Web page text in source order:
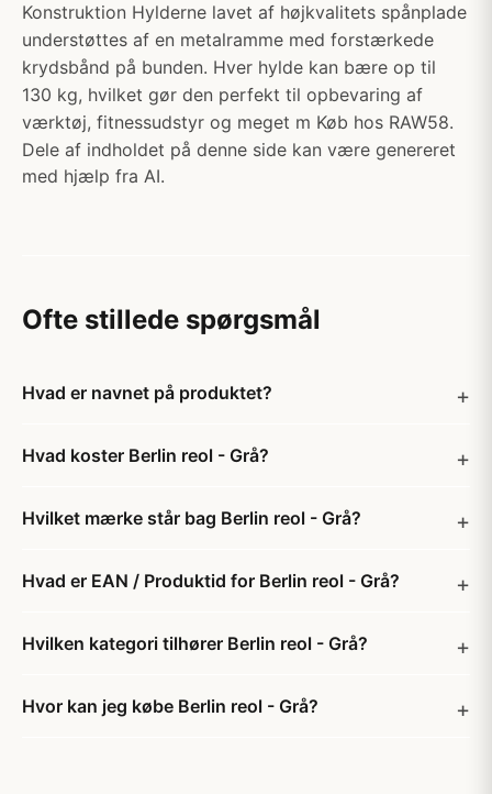
Konstruktion Hylderne lavet af højkvalitets spånplade
understøttes af en metalramme med forstærkede
krydsbånd på bunden. Hver hylde kan bære op til
130 kg, hvilket gør den perfekt til opbevaring af
værktøj, fitnessudstyr og meget m Køb hos RAW58.
Dele af indholdet på denne side kan være genereret
med hjælp fra AI.
Ofte stillede spørgsmål
Hvad er navnet på produktet?
Hvad koster Berlin reol - Grå?
Hvilket mærke står bag Berlin reol - Grå?
Hvad er EAN / Produktid for Berlin reol - Grå?
Hvilken kategori tilhører Berlin reol - Grå?
Hvor kan jeg købe Berlin reol - Grå?